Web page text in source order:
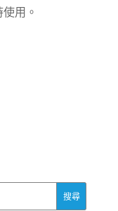
用。